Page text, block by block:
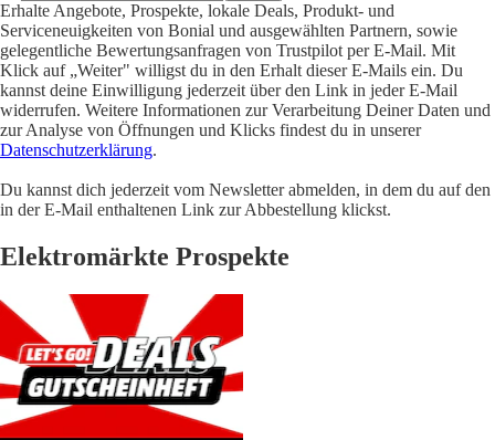
Erhalte Angebote, Prospekte, lokale Deals, Produkt- und
Serviceneuigkeiten von Bonial und ausgewählten Partnern, sowie
gelegentliche Bewertungsanfragen von Trustpilot per E-Mail. Mit
Klick auf „Weiter" willigst du in den Erhalt dieser E-Mails ein. Du
kannst deine Einwilligung jederzeit über den Link in jeder E-Mail
widerrufen. Weitere Informationen zur Verarbeitung Deiner Daten und
zur Analyse von Öffnungen und Klicks findest du in unserer
Datenschutzerklärung.
Du kannst dich jederzeit vom Newsletter abmelden, in dem du auf den
in der E-Mail enthaltenen Link zur Abbestellung klickst.
Elektromärkte Prospekte